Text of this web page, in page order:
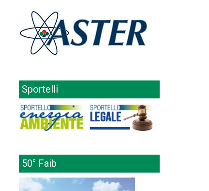
Sportelli
50° Faib